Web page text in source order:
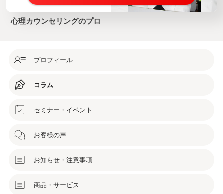
心理カウンセリングのプロ
プロフィール
コラム
セミナー・イベント
お客様の声
お知らせ・注意事項
商品・サービス